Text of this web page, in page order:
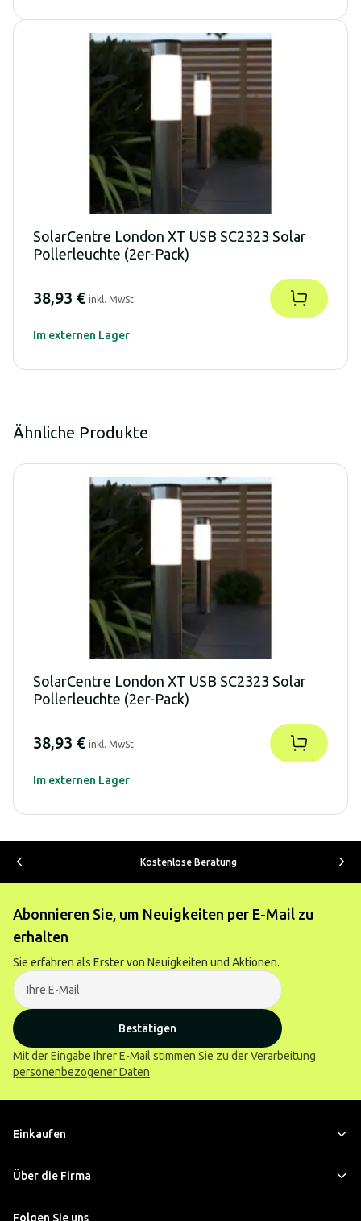
SolarCentre London XT USB SC2323 Solar
Pollerleuchte (2er-Pack)
38,93 € inkl. MwSt.
Im externen Lager
Ähnliche Produkte
SolarCentre London XT USB SC2323 Solar
Pollerleuchte (2er-Pack)
38,93 € inkl. MwSt.
Im externen Lager
Kostenlose Beratung
Abonnieren Sie, um Neuigkeiten per E-Mail zu
erhalten
Sie erfahren als Erster von Neuigkeiten und Aktionen.
Bestätigen
Mit der Eingabe Ihrer E-Mail stimmen Sie zu der Verarbeitung
personenbezogener Daten
Einkaufen
Über die Firma
Folgen Sie uns